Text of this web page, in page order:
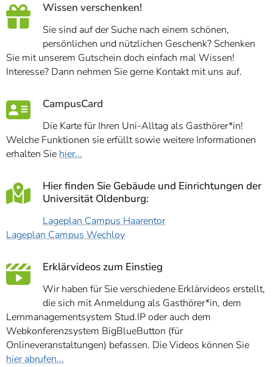
Wissen verschenken!
Sie sind auf der Suche nach einem schönen,
persönlichen und nützlichen Geschenk? Schenken
Sie mit unserem Gutschein doch einfach mal Wissen!
Interesse? Dann nehmen Sie gerne Kontakt mit uns auf.
CampusCard
Die Karte für Ihren Uni-Alltag als Gasthörer*in!
Welche Funktionen sie erfüllt sowie weitere Informationen
erhalten Sie hier...
Hier finden Sie Gebäude und Einrichtungen der
Universität Oldenburg:
Lageplan Campus Haarentor
Lageplan Campus Wechloy
Erklärvideos zum Einstieg
Wir haben für Sie verschiedene Erklärvideos erstellt,
die sich mit Anmeldung als Gasthörer*in, dem
Lernmanagementsystem Stud.IP oder auch dem
Webkonferenzsystem BigBlueButton (für
Onlineveranstaltungen) befassen. Die Videos können Sie
hier abrufen...